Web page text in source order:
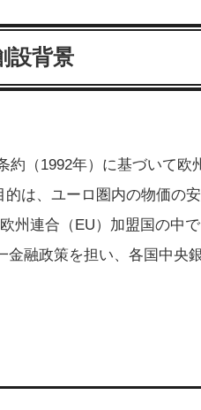
設背景
（1992年）に基づいて欧
は、ユーロ圏内の物価の
州連合（EU）加盟国の中
金融政策を担い、各国中央